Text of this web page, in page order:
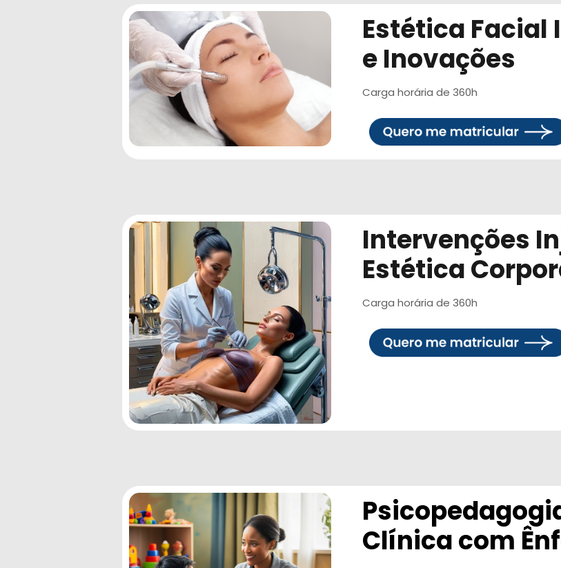
Estética Facial
e Inovações
Carga horária de 360h
Intervenções
Estética
Carga horária de 360h
Clínica com